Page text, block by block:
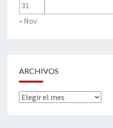
31
« Nov
ARCHIVOS
Archivos